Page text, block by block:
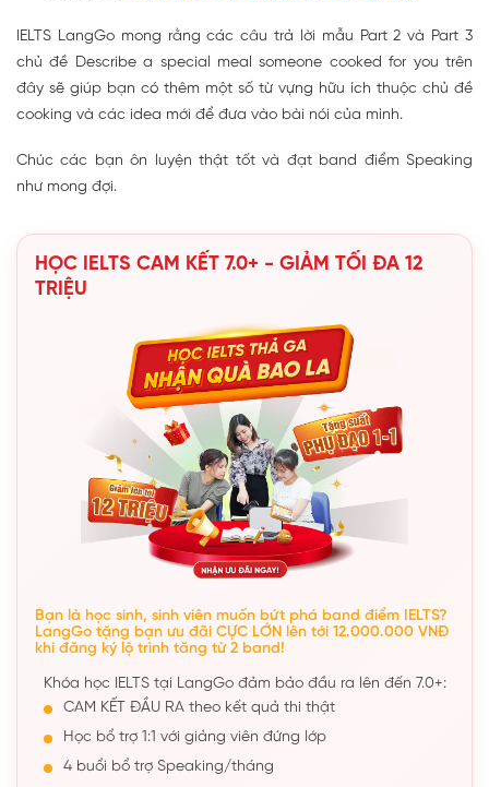
IELTS LangGo mong rằng các câu trả lời mẫu Part 2 và Part 3
chủ đề Describe a special meal someone cooked for you trên
đây sẽ giúp bạn có thêm một số từ vựng hữu ích thuộc chủ đề
cooking và các idea mới để đưa vào bài nói của mình.
Chúc các bạn ôn luyện thật tốt và đạt band điểm Speaking
như mong đợi.
HỌC IELTS CAM KẾT 7.0+ - GIẢM TỐI ĐA 12
TRIỆU
Bạn là học sinh, sinh viên muốn bứt phá band điểm IELTS?
LangGo tặng bạn ưu đãi CỰC LỚN lên tới 12.000.000 VNĐ
khi đăng ký lộ trình tăng từ 2 band!
Khóa học IELTS tại LangGo đảm bảo đầu ra lên đến 7.0+:
CAM KẾT ĐẦU RA theo kết quả thi thật
Học bổ trợ 1:1 với giảng viên đứng lớp
4 buổi bổ trợ Speaking/tháng